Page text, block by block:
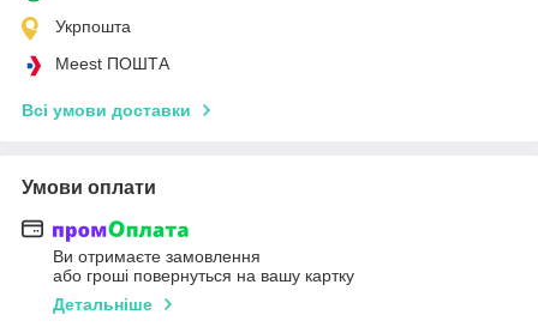
Укрпошта
Meest ПОШТА
Всі умови доставки
Умови оплати
Ви отримаєте замовлення
або гроші повернуться на вашу картку
Детальніше